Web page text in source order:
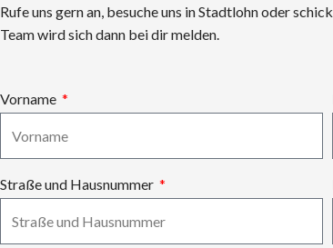
Rufe uns gern an, besuche uns in Stadtlohn oder
Team wird sich dann bei dir melden.
Vorname
Straße und Hausnummer